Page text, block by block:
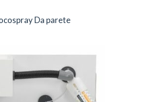
Da parete